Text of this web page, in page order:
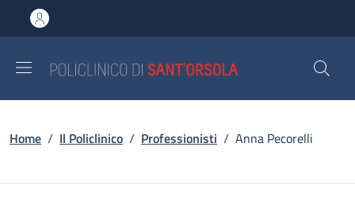
al contenuto principale
to footer content
Briciole di pane
Home / Il Policlinico / Professionisti / Anna Pecorelli